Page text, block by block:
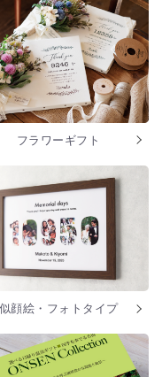
フラワーギフト
似顔絵・フォトタイプ